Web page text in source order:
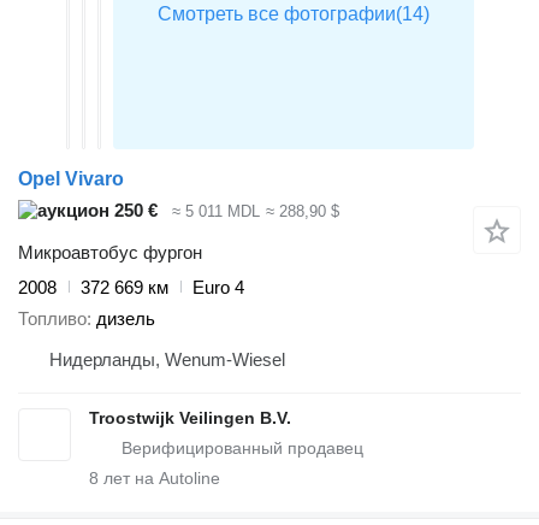
Opel Vivaro
250 €
≈ 5 011 MDL ≈ 288,90 $
Микроавтобус фургон
2008
372 669 км
Euro 4
Топливо дизель
Нидерланды, Wenum-Wiesel
Troostwijk Veilingen B.V.
8 лет на Autoline